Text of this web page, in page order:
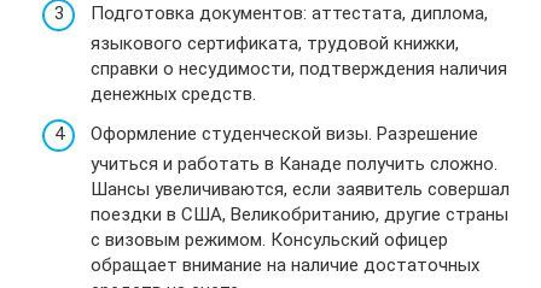
Подготовка документов: аттестата, диплома,
языкового сертификата, трудовой книжки,
справки о несудимости, подтверждения наличия
денежных средств.
Оформление студенческой визы. Разрешение
учиться и работать в Канаде получить сложно.
Шансы увеличиваются, если заявитель совершал
поездки в США, Великобританию, другие страны
с визовым режимом. Консульский офицер
обращает внимание на наличие достаточных